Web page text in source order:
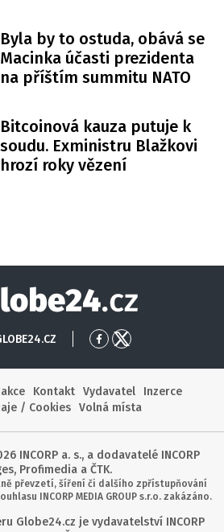
Byla by to ostuda, obává se
Macinka účasti prezidenta
na příštím summitu NATO
Bitcoinová kauza putuje k
soudu. Exministru Blažkovi
hrozí roky vězení
Globe24
Přejít
Facebook
Přejít
X
Kontakt Vydavatel
Inzerce
/ Cookies
Volná místa
INCORP a. s., a dodavatelé INCORP
Profimedia a ČTK.
převzetí, šíření či dalšího zpřístupňování
INCORP MEDIA GROUP s.r.o. zakázáno.
Globe24.cz je vydavatelství INCORP